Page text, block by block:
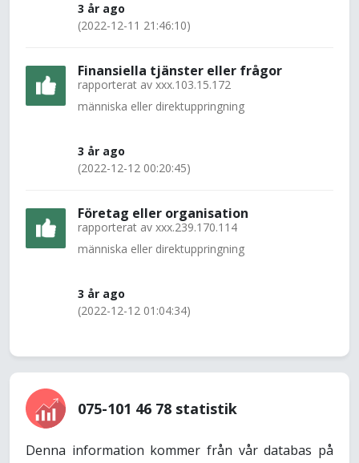
3 år ago
(2022-12-11 21:46:10)
Finansiella tjänster eller frågor
rapporterat av xxx.103.15.172
människa eller direktuppringning
3 år ago
(2022-12-12 00:20:45)
Företag eller organisation
rapporterat av xxx.239.170.114
människa eller direktuppringning
3 år ago
(2022-12-12 01:04:34)
075-101 46 78 statistik
Denna information kommer från vår databas på